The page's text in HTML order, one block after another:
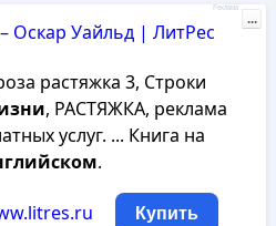
Оскар Уайльд | ЛитРес
растяжка 3, Строки
, РАСТЯЖКА, реклама
услуг. ... Книга на
.
Купить
Реклама
...